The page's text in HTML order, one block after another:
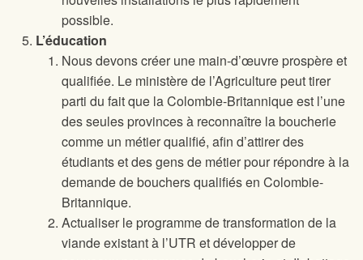
possible.
L’éducation
Nous devons créer une main-d’œuvre prospère et
qualifiée. Le ministère de l’Agriculture peut tirer
parti du fait que la Colombie-Britannique est l’une
des seules provinces à reconnaître la boucherie
comme un métier qualifié, afin d’attirer des
étudiants et des gens de métier pour répondre à la
demande de bouchers qualifiés en Colombie-
Britannique.
Actualiser le programme de transformation de la
viande existant à l’UTR et développer de